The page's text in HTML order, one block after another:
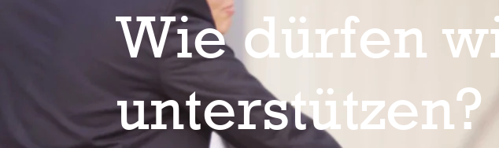
Wie dürfen
unterstützen?